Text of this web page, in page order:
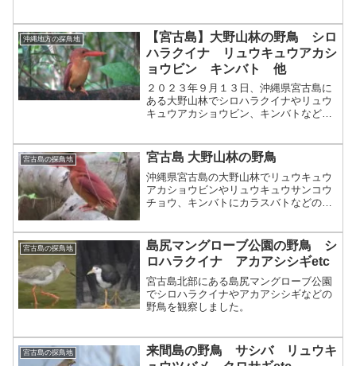
沖縄地方の探鳥地
【宮古島】大野山林の野鳥 シロ
ハラクイナ リュウキュウアカシ
ョウビン キンバト 他
２０２３年９月１３日、沖縄県宮古島に
ある大野山林でシロハラクイナやリュウ
キュウアカショウビン、キンバトなどの
宮古島の探鳥地 宮古島 大野山林の野鳥
沖縄県宮古島の大野山林でリュウキュウ
アカショウビンやリュウキュウサンコウ
チョウ、キンバトにカラスバトなどの野
宮古島の探鳥地
島尻マングローブ公園の野鳥 シ
ロハラクイナ アカアシシギetc
宮古島北部にある島尻マングローブ公園
でシロハラクイナやアカアシシギなどの
野鳥を観察しました。
宮古島の探鳥地
来間島の野鳥 サシバ リュウキ